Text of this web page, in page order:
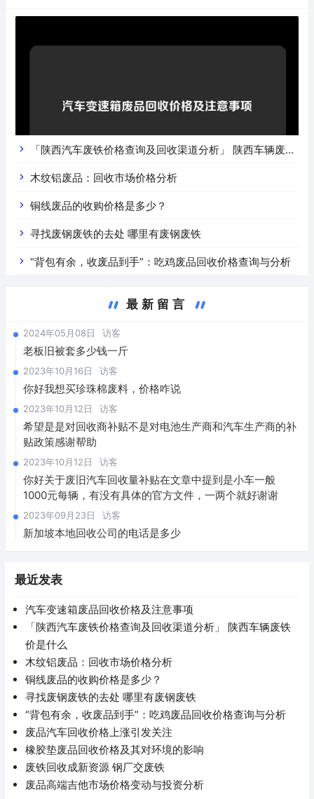
「陕西汽车废铁价格查询及回收渠道分析」 陕西车辆废铁
价是什么
木纹铝废品：回收市场价格分析
铜线废品的收购价格是多少？
寻找废钢废铁的去处 哪里有废钢废铁
“背包有余，收废品到手”：吃鸡废品回收价格查询与分析
最新留言
2024年05月08日 访客
老板旧被套多少钱一斤
2023年10月16日 访客
你好我想买珍珠棉废料，价格咋说
2023年10月12日 访客
希望是是对回收商补贴不是对电池生产商和汽车生产商的补
贴政策感谢帮助
2023年10月12日 访客
你好关于废旧汽车回收量补贴在文章中提到是小车一般
1000元每辆，有没有具体的官方文件，一两个就好谢谢
2023年09月23日 访客
新加坡本地回收公司的电话是多少
最近发表
汽车变速箱废品回收价格及注意事项
「陕西汽车废铁价格查询及回收渠道分析」 陕西车辆废铁
价是什么
木纹铝废品：回收市场价格分析
铜线废品的收购价格是多少？
寻找废钢废铁的去处 哪里有废钢废铁
“背包有余，收废品到手”：吃鸡废品回收价格查询与分析
废品汽车回收价格上涨引发关注
橡胶垫废品回收价格及其对环境的影响
废铁回收成新资源 钢厂交废铁
废品高端吉他市场价格变动与投资分析